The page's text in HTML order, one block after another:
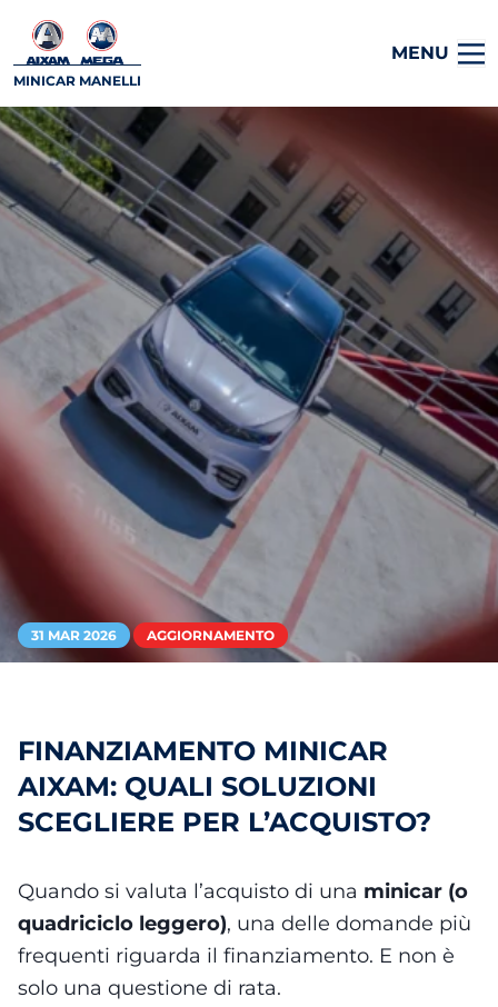
MINICAR MANELLI
MENU
31 MAR 2026 AGGIORNAMENTO
FINANZIAMENTO MINICAR
AIXAM: QUALI SOLUZIONI
SCEGLIERE PER L’ACQUISTO?
Quando si valuta l’acquisto di una minicar (o
quadriciclo leggero), una delle domande più
frequenti riguarda il finanziamento. E non è
solo una questione di rata.